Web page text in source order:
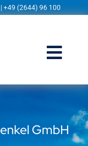
| +49 (2644) 96 100
GmbH